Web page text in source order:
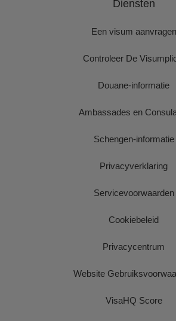
Diensten
Een visum aanvragen
Controleer De
Douane-informatie
Ambassades en
Schengen-informatie
Privacyverklaring
Servicevoorwaarden
Cookiebeleid
Privacycentrum
Website
VisaHQ Score